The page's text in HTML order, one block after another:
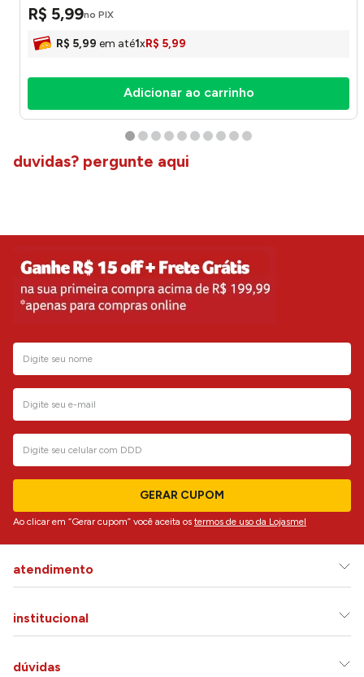
R$ 5,99no PIX
R$ 5,99 em até1xR$ 5,99
Adicionar ao carrinho
duvidas? pergunte aqui
GERAR CUPOM
Ao clicar em “Gerar cupom” você aceita os termos de uso da Lojasmel
atendimento
institucional
dúvidas